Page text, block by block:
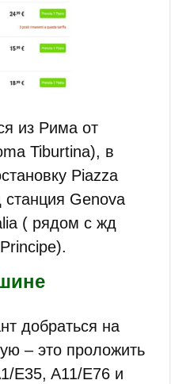
из Рима от
Tiburtina), в
Piazza
Genova
( рядом с жд
добраться на
– это проложить
E35, A11/E76 и